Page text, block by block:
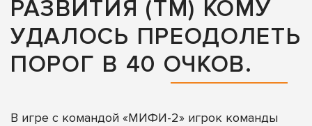
РАЗВИТИЯ (ТМ) КОМУ
УДАЛОСЬ ПРЕОДОЛЕТЬ
ПОРОГ В 40 ОЧКОВ.
В игре с командой «МИФИ-2» игрок команды